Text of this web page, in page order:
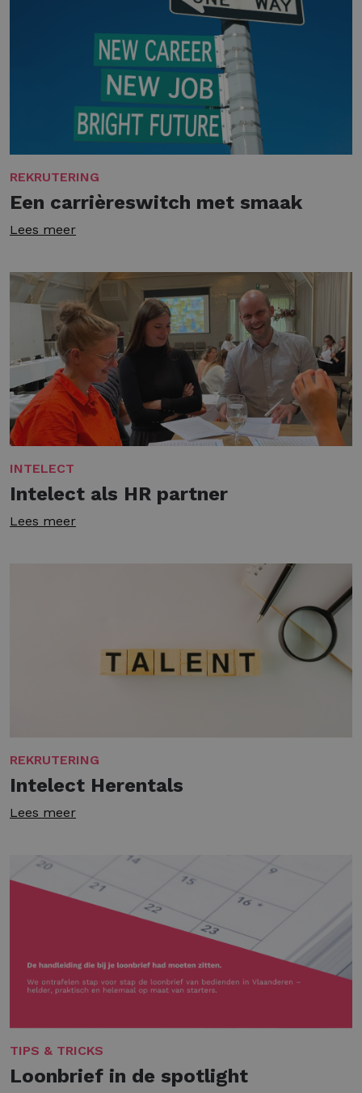
REKRUTERING
Een carrièreswitch met smaak
Lees meer
INTELECT
Intelect als HR partner
Lees meer
REKRUTERING
Intelect Herentals
Lees meer
TIPS & TRICKS
Loonbrief in de spotlight